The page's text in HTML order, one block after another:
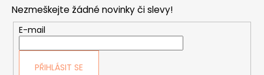
a
c
í
p
Nezmeškejte žádné novinky či slevy!
E-mail
PŘIHLÁSIT SE